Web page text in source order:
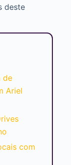
deste
de
Ariel
com